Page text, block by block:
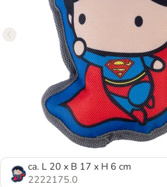
ca. L 20 x B 17 x H 6 cm
2222175.0